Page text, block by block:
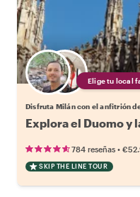
Elige tu local
Disfruta Milán con el anfitrión
Explora el Duomo y
784 reseñas •
SKIP THE LINE TOUR